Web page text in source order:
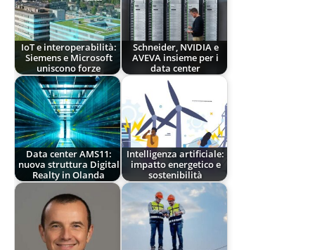
IoT e interoperabilità:
Siemens e Microsoft
uniscono forze
Schneider, NVIDIA e
AVEVA insieme per i
data center
Data center AMS11:
nuova struttura Digital
Realty in Olanda
Intelligenza artificiale:
impatto energetico e
sostenibilità